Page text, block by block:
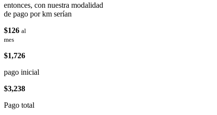
entonces, con nuestra modalidad
de pago por km serían
$126 al
mes
$1,726
pago inicial
$3,238
Pago total